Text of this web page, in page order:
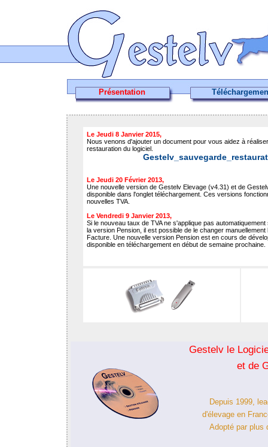
Présentation
Le Jeudi 8 Janvier 2015,
Nous venons d'ajouter un document pour vous aidez à
restauration du logiciel.
Le Jeudi 20 Février 2013,
Une nouvelle version de Gestelv Elevage (v4.31) et de
disponible dans l'onglet téléchargement. Ces versions
nouvelles TVA.
Le Vendredi 9 Janvier 2013,
Si le nouveau taux de TVA ne s'applique pas
la version Pension, il est possible de le changer
Facture. Une nouvelle version Pension est en cours de
disponible en téléchargement en début de semaine prochaine.
Gestelv le
et de
Depuis 1999,
d'élevage en
Adopté par plus